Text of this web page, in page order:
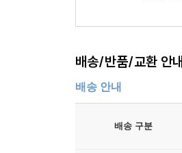
배송/반품/교환 안내
배송 안내
배송 구분